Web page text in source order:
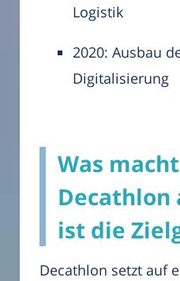
Logistik
2020: Ausbau
Digitalisierung
Was
Decathlon
ist die
Decathlon setzt auf